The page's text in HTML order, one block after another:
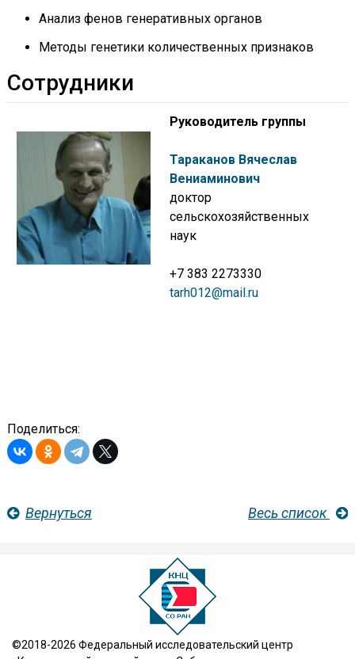
Анализ фенов генеративных органов
Методы генетики количественных признаков
Сотрудники
Руководитель группы
Тараканов Вячеслав
Вениаминович
доктор
сельскохозяйственных
наук
+7 383 2273330
tarh012@mail.ru
Поделиться:
Вернуться Весь список
©2018-2026 Федеральный исследовательский центр